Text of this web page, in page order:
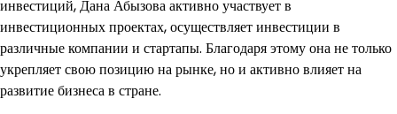
инвестиций, Дана Абызова активно участвует в
инвестиционных проектах, осуществляет инвестиции в
различные компании и стартапы. Благодаря этому она не только
укрепляет свою позицию на рынке, но и активно влияет на
развитие бизнеса в стране.